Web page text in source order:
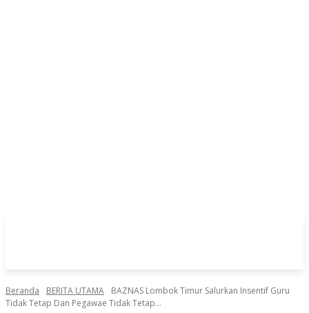
Beranda BERITA UTAMA
BAZNAS Lombok Timur Salurkan Insentif Guru
Tidak Tetap Dan Pegawae Tidak Tetap...